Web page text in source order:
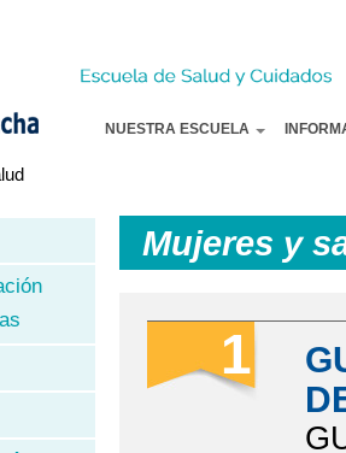
NUESTRA ESCUELA
Mujeres y
1